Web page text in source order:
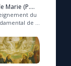
Marie (P.
du
de la